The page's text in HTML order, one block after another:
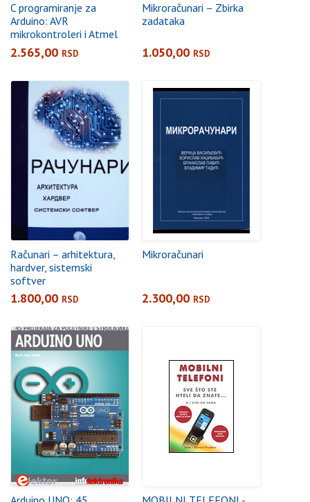
C programiranje za
Arduino: AVR
mikrokontroleri i Atmel
Studio
2.565,00 RSD
Mikroračunari – Zbirka
zadataka
1.050,00 RSD
Računari – arhitektura,
hardver, sistemski
softver
1.800,00 RSD
Mikroračunari
2.300,00 RSD